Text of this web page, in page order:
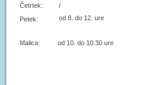
Četrtek:
/
Petek:
od 8. do 12. ure
Malica: od 10. do 10.30 ure